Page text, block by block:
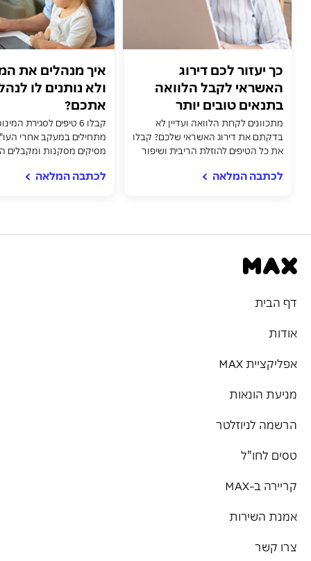
כך יעזור לכם דירוג
האשראי לקבל הלוואה
בתנאים טובים יותר
מתכוונים לקחת הלוואה ועדיין לא
בדקתם את דירוג האשראי שלכם? קבלו
את כל הטיפים להוזלת הריבית ושיפור
לכתבה המלאה
איך מנהלים את
ולא נותנים לו
אתכם?
קבלו 6 טיפים לסגירת
מתחילים במעקב אחרי
מסיקים מסקנות ומקבלים
לכתבה המלאה
דף הבית
אודות
אפליקציית MAX
מניעת הונאות
הרשמה לניוזלטר
טסים לחו"ל
קריירה ב-MAX
אמנת השירות
צרו קשר